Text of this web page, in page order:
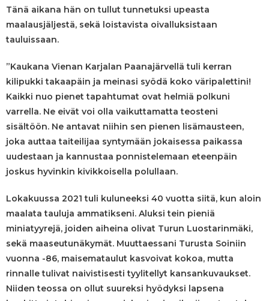
Tänä aikana hän on tullut tunnetuksi upeasta
maalausjäljestä, sekä loistavista oivalluksistaan
tauluissaan.
”Kaukana Vienan Karjalan Paanajärvellä tuli kerran
kilipukki takaapäin ja meinasi syödä koko väripalettini!
Kaikki nuo pienet tapahtumat ovat helmiä polkuni
varrella. Ne eivät voi olla vaikuttamatta teosteni
sisältöön. Ne antavat niihin sen pienen lisämausteen,
joka auttaa taiteilijaa syntymään jokaisessa paikassa
uudestaan ja kannustaa ponnistelemaan eteenpäin
joskus hyvinkin kivikkoisella polullaan.
Lokakuussa 2021 tuli kuluneeksi 40 vuotta siitä, kun aloin
maalata tauluja ammatikseni. Aluksi tein pieniä
miniatyyrejä, joiden aiheina olivat Turun Luostarinmäki,
sekä maaseutunäkymät. Muuttaessani Turusta Soiniin
vuonna -86, maisemataulut kasvoivat kokoa, mutta
rinnalle tulivat naivistisesti tyylitellyt kansankuvaukset.
Niiden teossa on ollut suureksi hyödyksi lapsena